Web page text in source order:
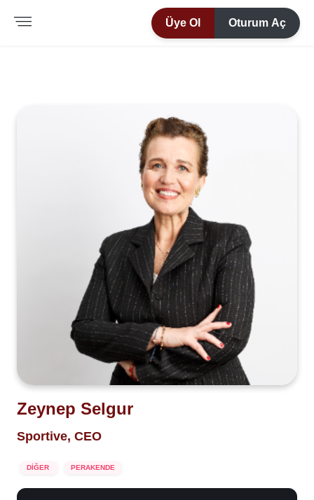
Üye Ol Oturum Aç
Zeynep Selgur
Sportive, CEO
DİĞER PERAKENDE